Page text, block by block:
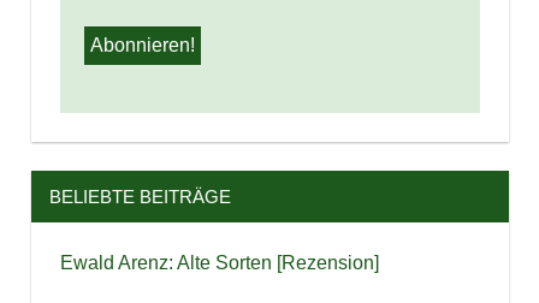
BELIEBTE BEITRÄGE
Ewald Arenz: Alte Sorten [Rezension]